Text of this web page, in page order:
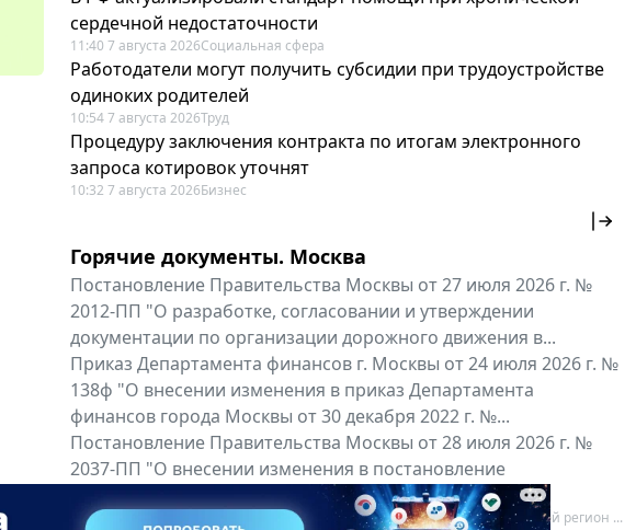
сердечной недостаточности
11:40 7 августа 2026Социальная сфера
Работодатели могут получить субсидии при трудоустройстве
одиноких родителей
10:54 7 августа 2026Труд
Процедуру заключения контракта по итогам электронного
запроса котировок уточнят
10:32 7 августа 2026Бизнес
Горячие документы. Москва
Постановление Правительства Москвы от 27 июля 2026 г. №
2012-ПП "О разработке, согласовании и утверждении
документации по организации дорожного движения в...
Приказ Департамента финансов г. Москвы от 24 июля 2026 г. №
138ф "О внесении изменения в приказ Департамента
финансов города Москвы от 30 декабря 2022 г. №...
Постановление Правительства Москвы от 28 июля 2026 г. №
2037-ПП "О внесении изменения в постановление
Правительства Москвы от 26 июля 2011 г. № 334-ПП"
Все региональные документы Мой регион ...